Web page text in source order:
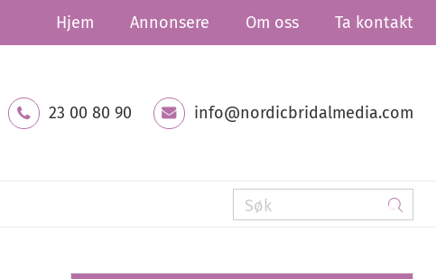
Hjem Annonsere Om oss Ta kontakt
23 00 80 90 info@nordicbridalmedia.com